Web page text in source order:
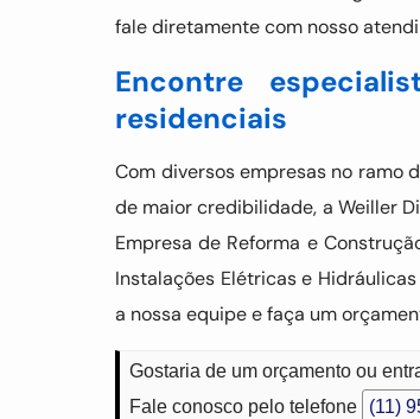
fale diretamente com nosso
Encontre
residenciais
Com diversos empresas no ramo
de maior credibilidade, a Weiller
Empresa de Reforma e
Instalações Elétricas e
a nossa equipe e faça um
Gostaria de um orçamento ou
Fale conosco pelo telefone
(11)